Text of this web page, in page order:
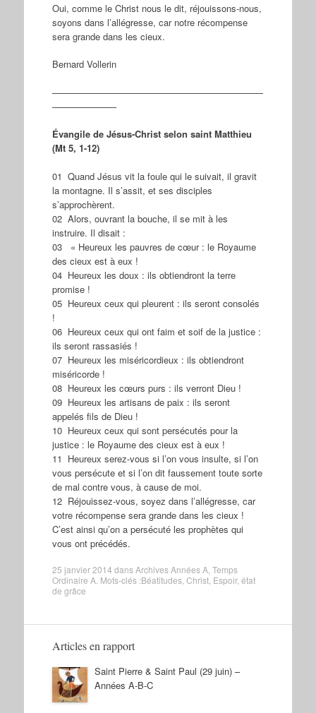
Oui, comme le Christ nous le dit, réjouissons-nous,
soyons dans l’allégresse, car notre récompense
sera grande dans les cieux.
Bernard Vollerin
———————————————————————
———————
Évangile de Jésus-Christ selon saint Matthieu
(Mt 5, 1-12)
01 Quand Jésus vit la foule qui le suivait, il gravit
la montagne. Il s’assit, et ses disciples
s’approchèrent.
02 Alors, ouvrant la bouche, il se mit à les
instruire. Il disait :
03 « Heureux les pauvres de cœur : le Royaume
des cieux est à eux !
04 Heureux les doux : ils obtiendront la terre
promise !
05 Heureux ceux qui pleurent : ils seront consolés
!
06 Heureux ceux qui ont faim et soif de la justice :
ils seront rassasiés !
07 Heureux les miséricordieux : ils obtiendront
miséricorde !
08 Heureux les cœurs purs : ils verront Dieu !
09 Heureux les artisans de paix : ils seront
appelés fils de Dieu !
10 Heureux ceux qui sont persécutés pour la
justice : le Royaume des cieux est à eux !
11 Heureux serez-vous si l’on vous insulte, si l’on
vous persécute et si l’on dit faussement toute sorte
de mal contre vous, à cause de moi.
12 Réjouissez-vous, soyez dans l’allégresse, car
votre récompense sera grande dans les cieux !
C’est ainsi qu’on a persécuté les prophètes qui
vous ont précédés.
25 janvier 2014 dansArchives Années A, Temps
Ordinaire A. Mots-clés :Béatitudes, Christ, Espoir, état
de grâce
Articles en rapport
Saint Pierre & Saint Paul (29 juin) –
Années A-B-C